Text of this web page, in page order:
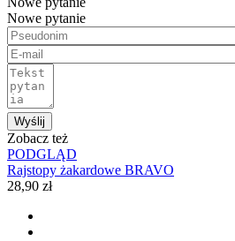
Nowe pytanie
Wyślij
Zobacz też
PODGLĄD
Rajstopy żakardowe BRAVO
28,90 zł